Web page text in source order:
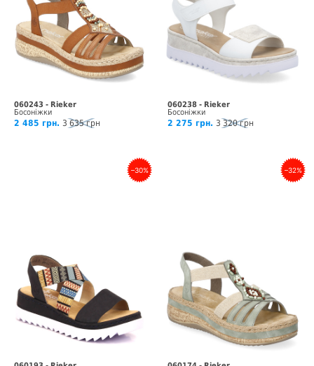
060243 - Rieker
Босоніжки
2 485 грн. 3 635 грн
060238 - Rieker
Босоніжки
2 275 грн. 3 320 грн
–30% –32%